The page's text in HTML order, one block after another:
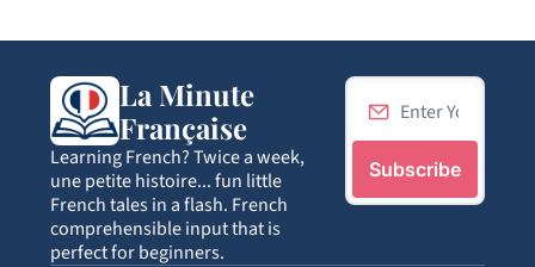
La Minute
Française
Learning French? Twice a week,
une petite histoire... fun little
French tales in a flash. French
comprehensible input that is
perfect for beginners.
Subscribe